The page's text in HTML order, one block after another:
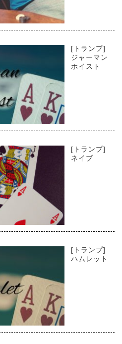
[トランプ]
ジャーマン
ホイスト
[トランプ]
ネイブ
[トランプ]
ハムレット